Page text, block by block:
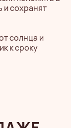
и сохранят
солнца и
к сроку